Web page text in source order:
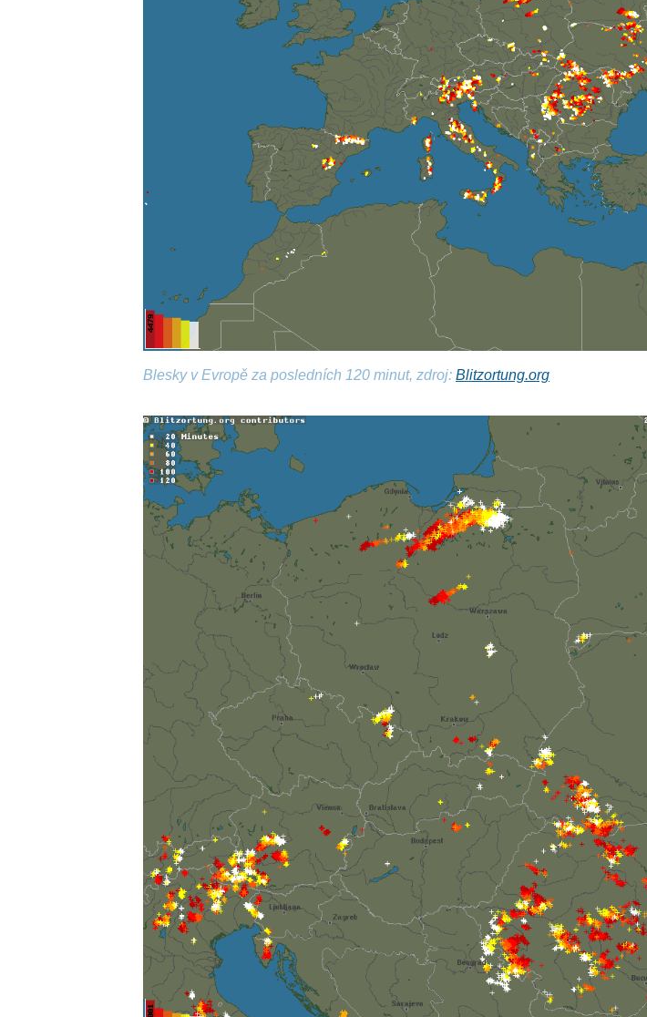
Blesky v Evropě za posledních 120 minut, zdroj:Blitzortung.org